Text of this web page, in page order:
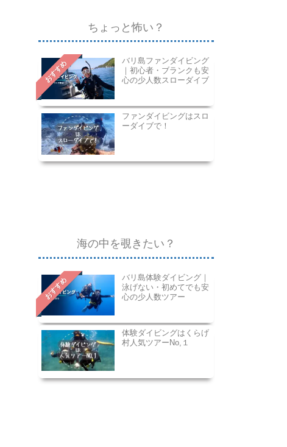
ちょっと怖い？
おすすめ
バリ島ファンダイビング
｜初心者・ブランクも安
心の少人数スローダイブ
ファンダイビングはスロ
ーダイブで！
海の中を覗きたい？
おすすめ
バリ島体験ダイビング｜
泳げない・初めてでも安
心の少人数ツアー
体験ダイビングはくらげ
村人気ツアーNo,１